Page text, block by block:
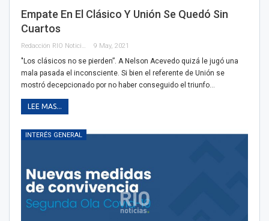
Empate En El Clásico Y Unión Se Quedó Sin
Cuartos
9 May, 2021
"Los clásicos no se pierden”. A Nelson Acevedo quizá le jugó una
mala pasada el inconsciente. Si bien el referente de Unión se
mostró decepcionado por no haber conseguido el triunfo…
LEE MAS...
INTERÉS GENERAL